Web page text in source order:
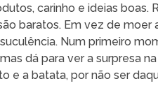
carinho e ideias
baratos. Em vez de
Num primeiro
dá para ver a surpresa
e a batata, por não ser